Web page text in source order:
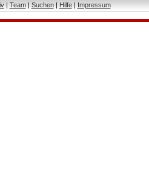
| Team| Suchen| Hilfe| Impressum